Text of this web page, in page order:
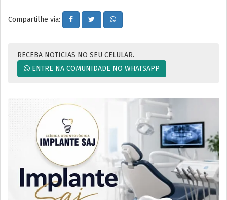
Compartilhe via:
RECEBA NOTICIAS NO SEU CELULAR.
ENTRE NA COMUNIDADE NO WHATSAPP